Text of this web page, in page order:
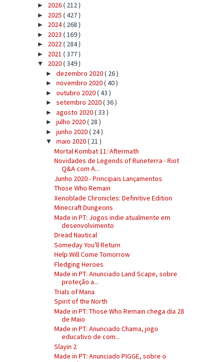
► 2026( 212 )
► 2025 ( 427 )
► 2024( 268 )
► 2023 ( 169 )
► 2022( 284 )
► 2021 ( 377 )
▼ 2020( 349 )
► dezembro 2020( 26 )
► novembro 2020( 40 )
► outubro 2020( 43 )
► setembro 2020( 36 )
► agosto 2020( 33 )
► julho 2020( 28 )
► junho 2020( 24 )
▼ maio 2020( 21 )
Mortal Kombat 11: Aftermath
Novidades de Legends of Runeterra - Riot
Q&A com A...
Junho 2020 - Principais Lançamentos
Those Who Remain
Xenoblade Chronicles: Definitive Edition
Minecraft Dungeons
Made in PT: Jogos indie atualmente em
desenvolvimento
Dread Nautical
Someday You'll Return
Help Will Come Tomorrow
Fledging Heroes
Made in PT: Anunciado Land Scape, sobre
proteção a...
Trials of Mana
Spirit of the North
Made in PT: Those Who Remain chega dia 28
de Maio
Made in PT: Anunciado Chama, jogo
educativo de com...
Slayin 2
Made in PT: Anunciado PIGGE, sobre o